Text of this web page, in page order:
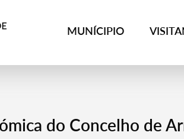
MUNÍCIPIO
do Concelho de